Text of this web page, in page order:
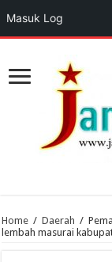
Home / Daerah /
lembah masurai
Masuk Log